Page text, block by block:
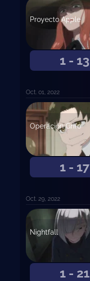
1 - 13
Proyecto Apple
Oct. 01, 2022
1 - 17
Operación Grifo
Oct. 29, 2022
1 - 21
Nightfall